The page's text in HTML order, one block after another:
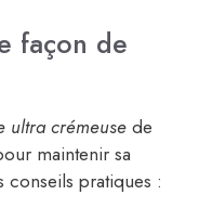
façon de
ultra crémeuse de
maintenir sa
conseils pratiques :